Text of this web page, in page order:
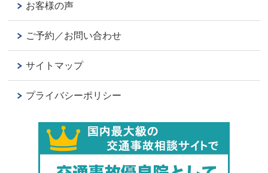
お客様の声
ご予約／お問い合わせ
サイトマップ
プライバシーポリシー